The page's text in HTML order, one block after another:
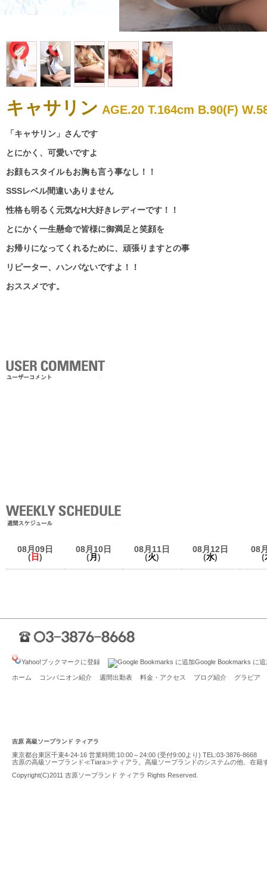
キャサリン AGE.20 T.164cm B.90(F)
「キャサリン」さんです
とにかく、可愛いですよ
お顔もスタイルもお胸も言う事なし！！
SSSレベル間違いありません
性格も明るく元気なH大好きレディーです！！
とにかく一生懸命で皆様に御満足と笑顔を
お帰りになってくれるために、頑張りますとの事
リピーター、ハンパないですよ！！
おススメです。
08月09日
(日)
08月10日
(月 )
08月11日
(火)
08月12日
(水)
08
(
Yahoo!ブックマークに登録 Google Bookmarks に追
ホーム コンパニオン紹介 週間出勤表 料金・アクセス ブログ紹介 グラビア
吉原 高級ソープランド ティアラ
東京都台東区千束4-24-16 営業時間:10:00～24:00 (受付9:00より) TEL:03-3876-8668
吉原の高級ソープランド≪Tiara≫ティアラ。高級ソープランドのシステムの他、在籍
Copyright(C)2011 吉原ソープランド ティアラ Rights Reserved.